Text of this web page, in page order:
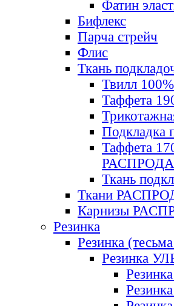
Фатин
Бифлекс
Парча стрейч
Флис
Ткань
Твилл
Таффета
Подкладка
Таффета
Ткань
Ткани
Карнизы
Резинка
Резинка
Резинка